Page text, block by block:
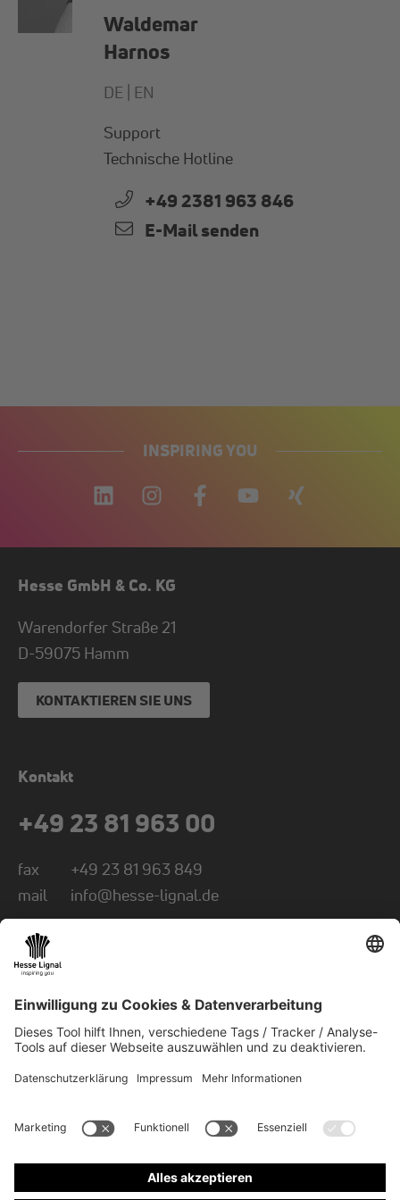
Waldemar
Harnos
DE | EN
Support
Technische Hotline
+49 2381 963 846
E-Mail senden
INSPIRING YOU
Hesse GmbH & Co. KG
Warendorfer Straße 21
D-59075 Hamm
KONTAKTIEREN SIE UNS
Kontakt
+49 23 81 963 00
fax
+49 23 81 963 849
mail
info@hesse-lignal.de
Newsletter
Monatliche News über innovative Produkte
Wählen Sie Ihr Themengebiet: Handwerk oder
© 2026 Hesse GmbH & Co. KG